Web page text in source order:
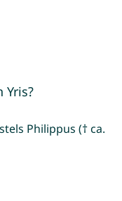
Philippus († ca.